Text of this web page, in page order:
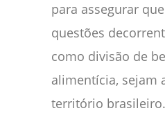
para assegurar
questões
como divisão de
alimentícia, sejam
território brasileiro.